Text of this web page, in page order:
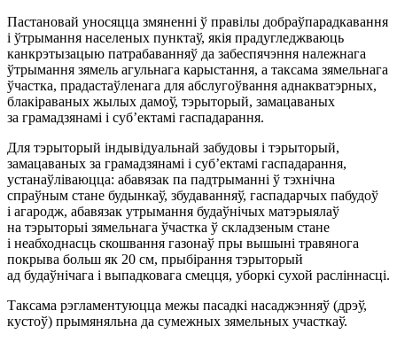
Пастановай уносяцца змяненні ў правілы добраўпарадкавання
і ўтрымання населеных пунктаў, якія прадугледжваюць
канкрэтызацыю патрабаванняў да забеспячэння належнага
ўтрымання зямель агульнага карыстання, а таксама зямельнага
ўчастка, прадастаўленага для абслугоўвання аднакватэрных,
блакіраваных жылых дамоў, тэрыторый, замацаваных
за грамадзянамі і суб’ектамі гаспадарання.
Для тэрыторый індывідуальнай забудовы і тэрыторый,
замацаваных за грамадзянамі і суб’ектамі гаспадарання,
устанаўліваюцца: абавязак па падтрыманні ў тэхнічна
спраўным стане будынкаў, збудаванняў, гаспадарчых пабудоў
і агародж, абавязак утрымання будаўнічых матэрыялаў
на тэрыторыі зямельнага ўчастка ў складзеным стане
і неабходнасць скошвання газонаў пры вышыні травянога
покрыва больш як 20 см, прыбірання тэрыторый
ад будаўнічага і выпадковага смецця, уборкі сухой расліннасці.
Таксама рэгламентуюцца межы пасадкі насаджэнняў (дрэў,
кустоў) прымяняльна да сумежных зямельных участкаў.